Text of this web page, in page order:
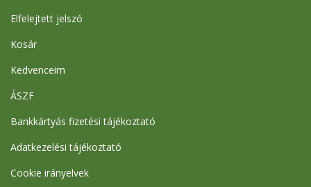
Elfelejtett jelszó
Kosár
Kedvenceim
ÁSZF
Bankkártyás fizetési tájékoztató
Adatkezelési tájékoztató
Cookie irányelvek